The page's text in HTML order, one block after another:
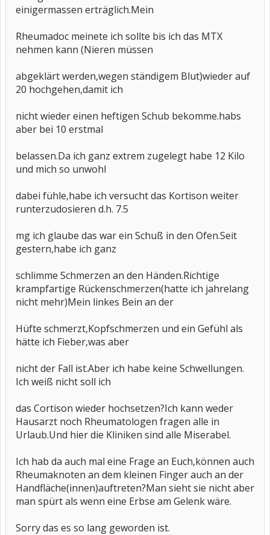
einigermassen erträglich.Mein
Rheumadoc meinete ich sollte bis ich das MTX
nehmen kann (Nieren müssen
abgeklärt werden,wegen ständigem Blut)wieder auf
20 hochgehen,damit ich
nicht wieder einen heftigen Schub bekomme.habs
aber bei 10 erstmal
belassen.Da ich ganz extrem zugelegt habe 12 Kilo
und mich so unwohl
dabei fühle,habe ich versucht das Kortison weiter
runterzudosieren d.h. 7.5
mg ich glaube das war ein Schuß in den Ofen.Seit
gestern,habe ich ganz
schlimme Schmerzen an den Händen.Richtige
krampfartige Rückenschmerzen(hatte ich jahrelang
nicht mehr)Mein linkes Bein an der
Hüfte schmerzt,Kopfschmerzen und ein Gefühl als
hätte ich Fieber,was aber
nicht der Fall ist.Aber ich habe keine Schwellungen.
Ich weiß nicht soll ich
das Cortison wieder hochsetzen?Ich kann weder
Hausarzt noch Rheumatologen fragen alle in
Urlaub.Und hier die Kliniken sind alle Miserabel.
Ich hab da auch mal eine Frage an Euch,können auch
Rheumaknoten an dem kleinen Finger auch an der
Handfläche(innen)auftreten?Man sieht sie nicht aber
man spürt als wenn eine Erbse am Gelenk wäre.
Sorry das es so lang geworden ist.